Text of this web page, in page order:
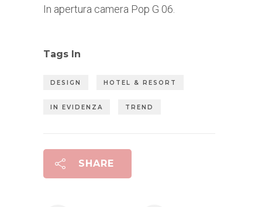
In apertura camera Pop G 06.
Tags In
DESIGN HOTEL & RESORT
IN EVIDENZA TREND
SHARE